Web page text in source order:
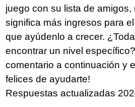
juego con su lista de amigos,
significa más ingresos para
que ayúdenlo a crecer.
encontrar un nivel
comentario a continuación y
felices de ayudarte!
Respuestas actualizadas